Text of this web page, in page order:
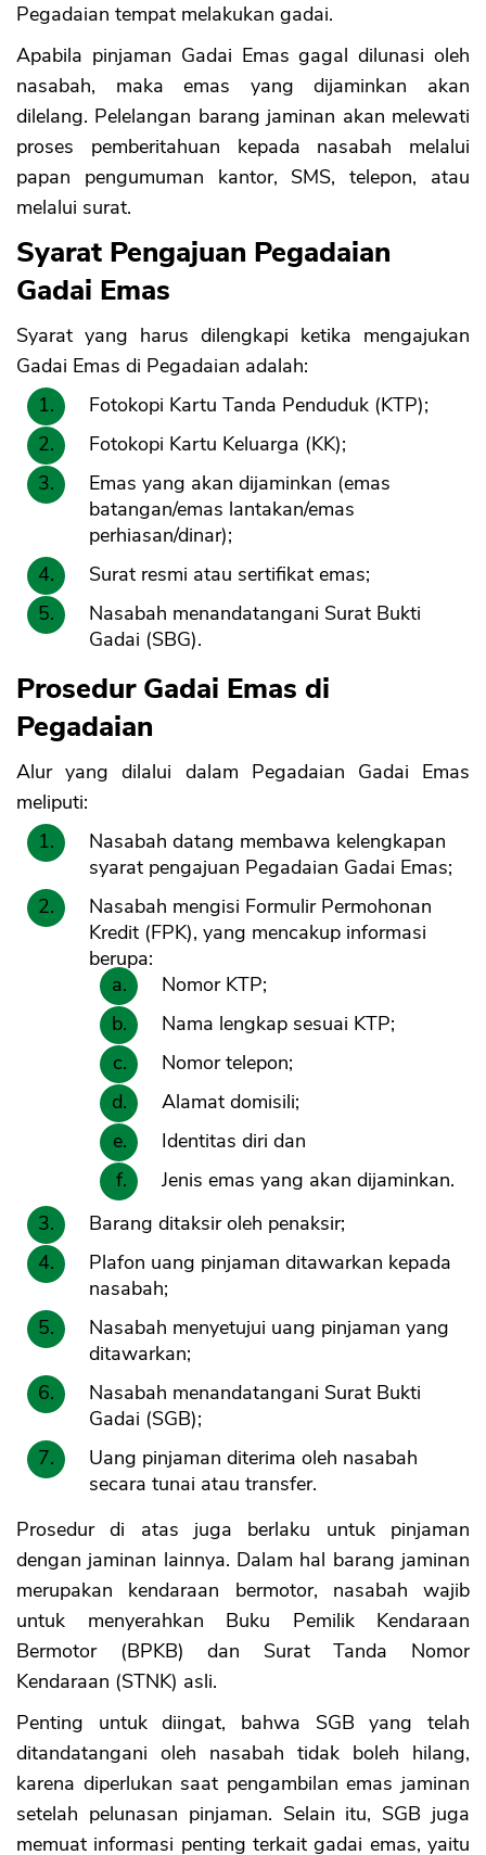
Pegadaian tempat melakukan gadai.
Apabila pinjaman Gadai Emas gagal dilunasi oleh
nasabah, maka emas yang dijaminkan akan
dilelang. Pelelangan barang jaminan akan melewati
proses pemberitahuan kepada nasabah melalui
papan pengumuman kantor, SMS, telepon, atau
melalui surat.
Syarat Pengajuan Pegadaian
Gadai Emas
Syarat yang harus dilengkapi ketika mengajukan
Gadai Emas di Pegadaian adalah:
Fotokopi Kartu Tanda Penduduk (KTP);
Fotokopi Kartu Keluarga (KK);
Emas yang akan dijaminkan (emas
batangan/emas lantakan/emas
perhiasan/dinar);
Surat resmi atau sertifikat emas;
Nasabah menandatangani Surat Bukti
Gadai (SBG).
Prosedur Gadai Emas di
Pegadaian
Alur yang dilalui dalam Pegadaian Gadai Emas
meliputi:
Nasabah datang membawa kelengkapan
syarat pengajuan Pegadaian Gadai Emas;
Nasabah mengisi Formulir Permohonan
Kredit (FPK), yang mencakup informasi
berupa:
Nomor KTP;
Nama lengkap sesuai KTP;
Nomor telepon;
Alamat domisili;
Identitas diri dan
Jenis emas yang akan dijaminkan.
Barang ditaksir oleh penaksir;
Plafon uang pinjaman ditawarkan kepada
nasabah;
Nasabah menyetujui uang pinjaman yang
ditawarkan;
Nasabah menandatangani Surat Bukti
Gadai (SGB);
Uang pinjaman diterima oleh nasabah
secara tunai atau transfer.
Prosedur di atas juga berlaku untuk pinjaman
dengan jaminan lainnya. Dalam hal barang jaminan
merupakan kendaraan bermotor, nasabah wajib
untuk menyerahkan Buku Pemilik Kendaraan
Bermotor (BPKB) dan Surat Tanda Nomor
Kendaraan (STNK) asli.
Penting untuk diingat, bahwa SGB yang telah
ditandatangani oleh nasabah tidak boleh hilang,
karena diperlukan saat pengambilan emas jaminan
setelah pelunasan pinjaman. Selain itu, SGB juga
memuat informasi penting terkait gadai emas, yaitu
OK
CANCEL